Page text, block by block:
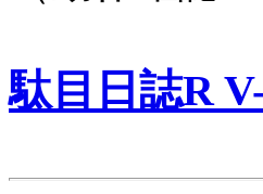
駄目日誌R